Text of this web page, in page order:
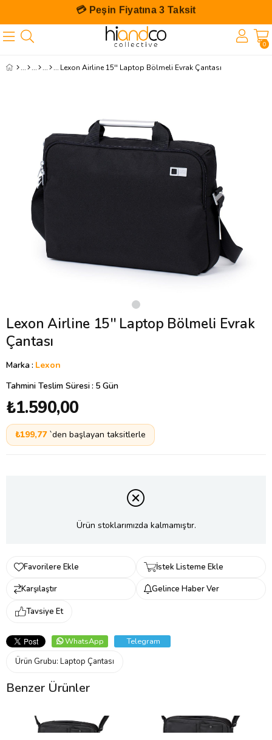
💳 Peşin Fiyatına 3 Taksit
0
Lexon Airline 15'' Laptop Bölmeli Evrak Çantası
Lexon Airline 15'' Laptop Bölmeli Evrak
Çantası
Marka: Lexon
Tahmini Teslim Süresi: 5 Gün
₺1.590,00
₺199,77 `den başlayan taksitlerle
Ürün stoklarımızda kalmamıştır.
Favorilere Ekle
İstek Listeme Ekle
Karşılaştır
Gelince Haber Ver
Tavsiye Et
WhatsApp
Telegram
Ürün Grubu: Laptop Çantası
Benzer Ürünler